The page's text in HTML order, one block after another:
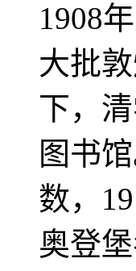
1908
大批
下，
图书
数，
奥登